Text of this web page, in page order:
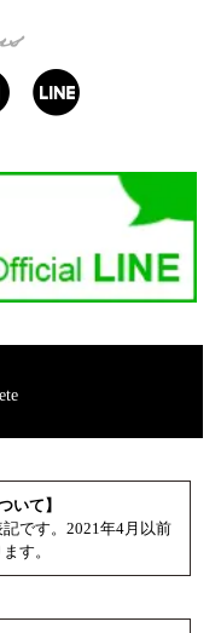
いて】
です。2021年4月以前
す。